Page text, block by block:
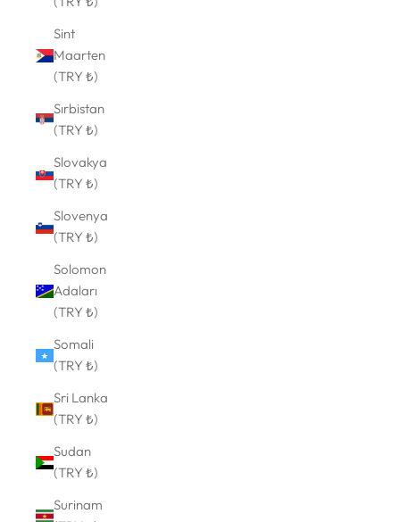
Sint
Maarten
(TRY ₺)
Sırbistan
(TRY ₺)
Slovakya
(TRY ₺)
Slovenya
(TRY ₺)
Solomon
Adaları
(TRY ₺)
Somali
(TRY ₺)
Sri Lanka
(TRY ₺)
Sudan
(TRY ₺)
Surinam